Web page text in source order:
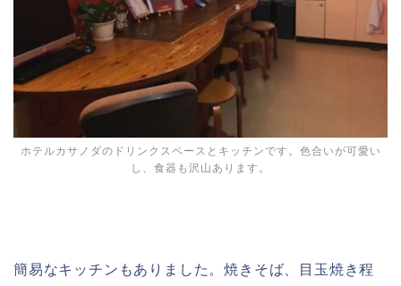
ホテルカサノダのドリンクスペースとキッチンです。色合いが可愛い
し、食器も沢山あります。
簡易なキッチンもありました。焼きそば、目玉焼き程